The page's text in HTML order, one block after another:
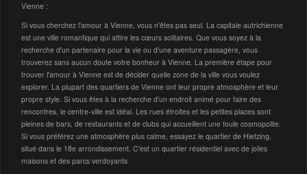
Vienne :
Si vous cherchez l'amour à Vienne, vous n'êtes pas seul. La capitale autrichienne
est une ville romantique qui attire les cœurs solitaires. Que vous soyez à la
recherche d'un partenaire pour la vie ou d'une aventure passagère, vous
trouverez sans aucun doute votre bonheur à Vienne. La première étape pour
trouver l'amour à Vienne est de décider quelle zone de la ville vous voulez
explorer. La plupart des quartiers de Vienne ont leur propre atmosphère et leur
propre style. Si vous êtes à la recherche d'un endroit animé pour faire des
rencontres, le centre-ville est idéal. Les rues étroites et les petites places sont
pleines de bars, de restaurants et de clubs qui accueillent une foule cosmopolite.
Si vous préférez une atmosphère plus calme, essayez le quartier de Hietzing,
situé dans le 18e arrondissement. C'est un quartier résidentiel avec de jolies
maisons et des parcs verdoyants